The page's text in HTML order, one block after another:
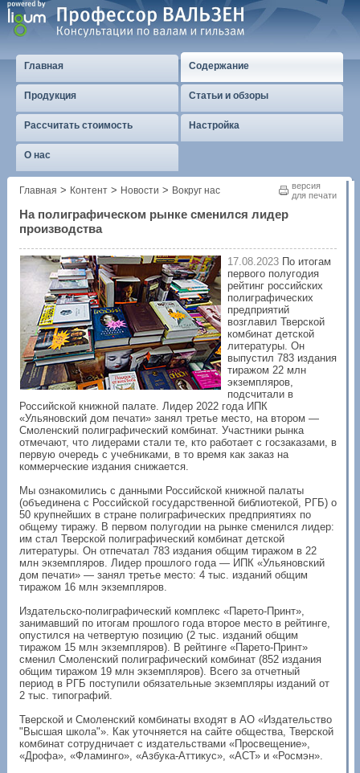
Главная Содержание
Продукция Статьи и обзоры
Рассчитать стоимость Настройка
О нас
версия
для печати
Главная > Контент > Новости > Вокруг нас
На полиграфическом рынке сменился лидер
производства
17.08.2023 По итогам
первого полугодия
рейтинг российских
полиграфических
предприятий
возглавил Тверской
комбинат детской
литературы. Он
выпустил 783 издания
тиражом 22 млн
экземпляров,
подсчитали в
Российской книжной палате. Лидер 2022 года ИПК
«Ульяновский дом печати» занял третье место, на втором —
Смоленский полиграфический комбинат. Участники рынка
отмечают, что лидерами стали те, кто работает с госзаказами, в
первую очередь с учебниками, в то время как заказ на
коммерческие издания снижается.
Мы ознакомились с данными Российской книжной палаты
(объединена с Российской государственной библиотекой, РГБ) о
50 крупнейших в стране полиграфических предприятиях по
общему тиражу. В первом полугодии на рынке сменился лидер:
им стал Тверской полиграфический комбинат детской
литературы. Он отпечатал 783 издания общим тиражом в 22
млн экземпляров. Лидер прошлого года — ИПК «Ульяновский
дом печати» — занял третье место: 4 тыс. изданий общим
тиражом 16 млн экземпляров.
Издательско-полиграфический комплекс «Парето-Принт»,
занимавший по итогам прошлого года второе место в рейтинге,
опустился на четвертую позицию (2 тыс. изданий общим
тиражом 15 млн экземпляров). В рейтинге «Парето-Принт»
сменил Смоленский полиграфический комбинат (852 издания
общим тиражом 19 млн экземпляров). Всего за отчетный
период в РГБ поступили обязательные экземпляры изданий от
2 тыс. типографий.
Тверской и Смоленский комбинаты входят в АО «Издательство
"Высшая школа"». Как уточняется на сайте общества, Тверской
комбинат сотрудничает с издательствами «Просвещение»,
«Дрофа», «Фламинго», «Азбука-Аттикус», «АСТ» и «Росмэн».